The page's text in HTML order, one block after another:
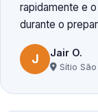
rapidamente e
durante o
J Jair O.
Sítio